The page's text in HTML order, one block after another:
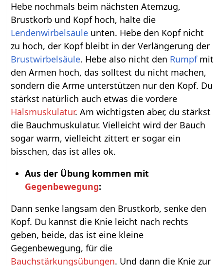
Hebe nochmals beim nächsten Atemzug,
Brustkorb und Kopf hoch, halte die
Lendenwirbelsäule unten. Hebe den Kopf nicht
zu hoch, der Kopf bleibt in der Verlängerung der
Brustwirbelsäule. Hebe also nicht den Rumpfmit
den Armen hoch, das solltest du nicht machen,
sondern die Arme unterstützen nur den Kopf. Du
stärkst natürlich auch etwas die vordere
Halsmuskulatur. Am wichtigsten aber, du stärkst
die Bauchmuskulatur. Vielleicht wird der Bauch
sogar warm, vielleicht zittert er sogar ein
bisschen, das ist alles ok.
Aus der Übung kommen mit
Gegenbewegung:
Dann senke langsam den Brustkorb, senke den
Kopf. Du kannst die Knie leicht nach rechts
geben, beide, das ist eine kleine
Gegenbewegung, für die
Bauchstärkungsübungen. Und dann die Knie zur